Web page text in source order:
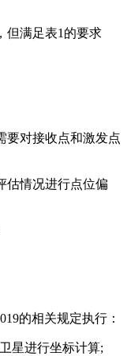
但满足表1的要求
要对接收点和激发点
估情况进行点位偏
的相关规定执行：
星进行坐标计算;